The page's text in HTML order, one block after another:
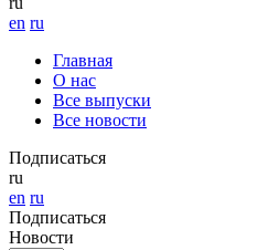
en ru
Главная
О нас
Все выпуски
Все новости
Подписаться
ru
en ru
Подписаться
Новости